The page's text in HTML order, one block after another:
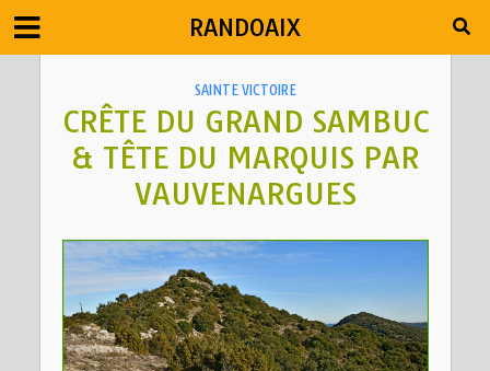
RANDOAIX
SAINTE VICTOIRE
CRÊTE DU GRAND SAMBUC
& TÊTE DU MARQUIS PAR
VAUVENARGUES